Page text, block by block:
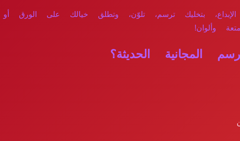
بتخليك ترسم، تلوّن، وتطلق خيالك على الورق أو
وألوان!
المجانية الحديثة؟